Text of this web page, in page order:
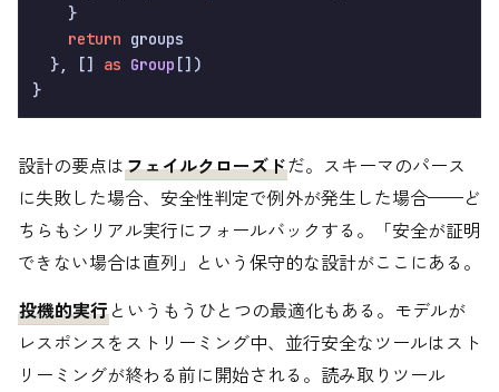
    }
return groups
  }, []
as Group [])
設計の要点はフェイルクローズドだ。スキーマのパース
に失敗した場合、安全性判定で例外が発生した場合——ど
ちらもシリアル実行にフォールバックする。「安全が証明
できない場合は直列」という保守的な設計がここにある。
投機的実行というもうひとつの最適化もある。モデルが
レスポンスをストリーミング中、並行安全なツールはスト
リーミングが終わる前に開始される。読み取りツール